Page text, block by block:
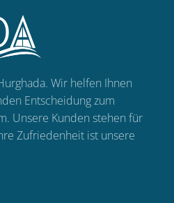
Wir helfen Ihnen
Entscheidung zum
Unsere Kunden stehen für
Zufriedenheit ist unsere